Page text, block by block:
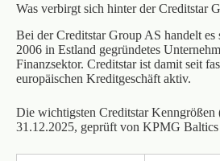
Was verbirgt sich hinter der Creditstar
Bei der Creditstar Group AS handelt es
2006 in Estland gegründetes
Finanzsektor. Creditstar ist damit seit
europäischen Kreditgeschäft aktiv.
Die wichtigsten Creditstar Kenngrößen
31.12.2025, geprüft von KPMG